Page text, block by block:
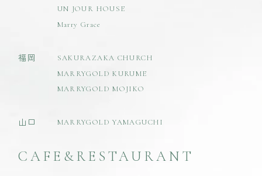
UN JOUR HOUSE
Marry Grace
福岡
SAKURAZAKA CHURCH
MARRYGOLD KURUME
MARRYGOLD MOJIKO
山口 MARRYGOLD YAMAGUCHI
CAFE&RESTAURANT